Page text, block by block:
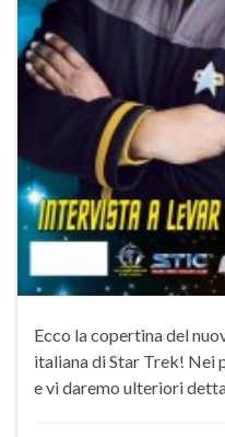
Ecco la copertina del
italiana di Star Trek! Nei
e vi daremo ulteriori